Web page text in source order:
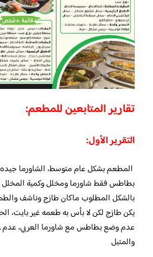
تقارير المتابعين للمطعم:
التقرير الأول:
المطعم بشكل عام متوسط، الشاورما جيده
بطاطس فقط شاورما ومخلل وكمية المخلل
بالشكل المطلوب ماكان طازج وناشف
يكن طازج لكن لا بأس به طعمه غير بايت،
عدم وضع بطاطس مع شاورما العربي،
والمتبل